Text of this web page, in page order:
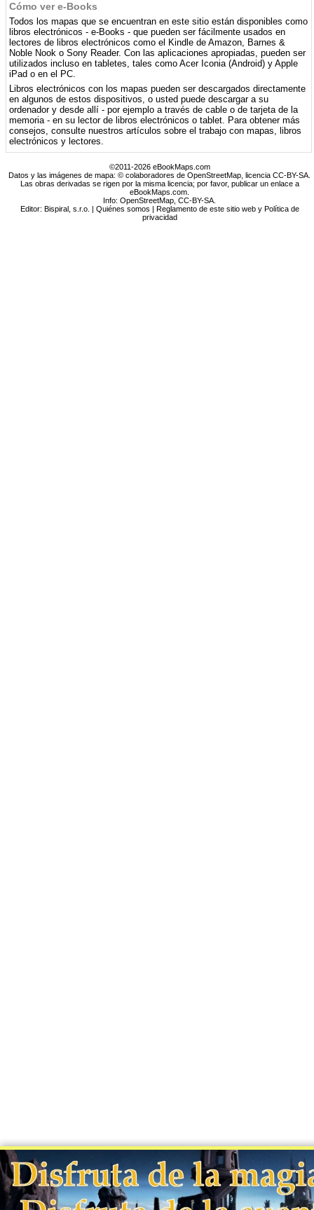
Cómo ver e-Books
Todos los mapas que se encuentran en este sitio están disponibles como
libros electrónicos - e-Books - que pueden ser fácilmente usados ​​en
lectores de libros electrónicos como el Kindle de Amazon, Barnes &
Noble Nook o Sony Reader. Con las aplicaciones apropiadas, pueden ser
utilizados incluso en tabletes, tales como Acer Iconia (Android) y Apple
iPad o en el PC.
Libros electrónicos con los mapas pueden ser descargados directamente
en algunos de estos dispositivos, o usted puede descargar a su
ordenador y desde allí - por ejemplo a través de cable o de tarjeta de la
memoria - en su lector de libros electrónicos o tablet. Para obtener más
consejos, consulte nuestros artículos sobre el trabajo con mapas, libros
electrónicos y lectores.
©2011-2026 eBookMaps.com
Datos y las imágenes de mapa: © colaboradores de OpenStreetMap, licencia CC-BY-SA.
Las obras derivadas se rigen por la misma licencia; por favor, publicar un enlace a
eBookMaps.com.
Info:OpenStreetMap ,CC-BY-SA
Editor: Bispiral, s.r.o. | Quiénes somos | Reglamento de este sitio web y Política de
privacidad